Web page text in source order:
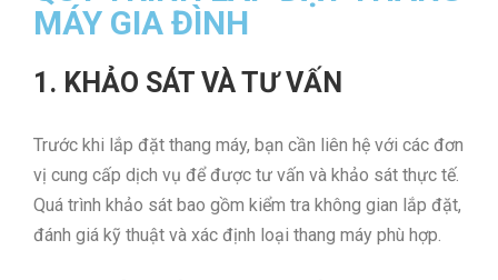
MÁY GIA ĐÌNH
1. KHẢO SÁT VÀ TƯ VẤN
Trước khi lắp đặt thang máy, bạn cần liên hệ với các đơn
vị cung cấp dịch vụ để được tư vấn và khảo sát thực tế.
Quá trình khảo sát bao gồm kiểm tra không gian lắp đặt,
đánh giá kỹ thuật và xác định loại thang máy phù hợp.